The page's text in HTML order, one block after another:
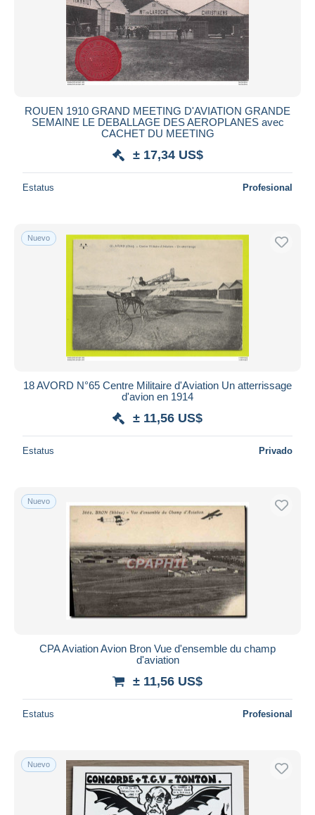
ROUEN 1910 GRAND MEETING D'AVIATION GRANDE
SEMAINE LE DEBALLAGE DES AEROPLANES avec
CACHET DU MEETING
± 17,34 US$
Estatus Profesional
Nuevo
18 AVORD N°65 Centre Militaire d'Aviation Un atterrissage
d'avion en 1914
± 11,56 US$
Estatus Privado
Nuevo
CPA Aviation Avion Bron Vue d'ensemble du champ
d'aviation
± 11,56 US$
Estatus Profesional
Nuevo